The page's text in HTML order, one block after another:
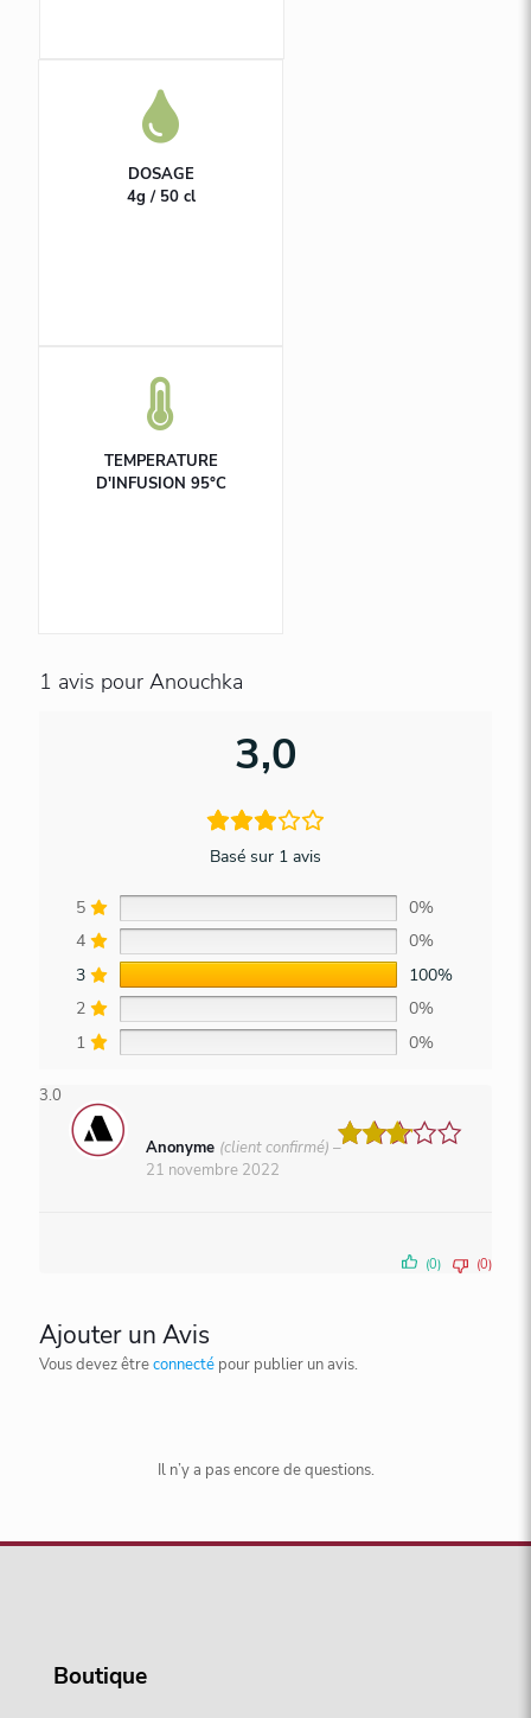
DOSAGE
4g / 50 cl
TEMPERATURE
D'INFUSION 95°C
1 avis pour Anouchka
3,0
Basé sur 1 avis
5
0%
4
0%
3
100%
2
0%
1
0%
3.0
Anonyme (client confirmé) –
21 novembre 2022
(0) (0)
Ajouter un Avis
Vous devez êtreconnecté pour publier un avis.
Il n’y a pas encore de questions.
Boutique